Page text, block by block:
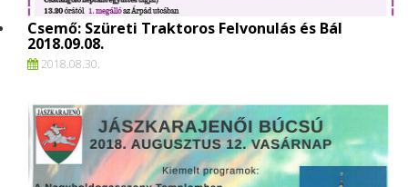
Csemő: Szüreti Traktoros Felvonulás és Bál
2018.09.08.
2018.08.30.